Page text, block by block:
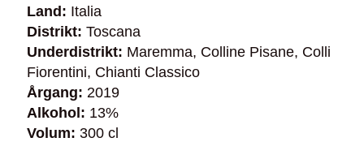
Land: Italia
Distrikt: Toscana
Underdistrikt: Maremma, Colline Pisane, Colli
Fiorentini, Chianti Classico
Årgang: 2019
Alkohol: 13%
Volum: 300 cl